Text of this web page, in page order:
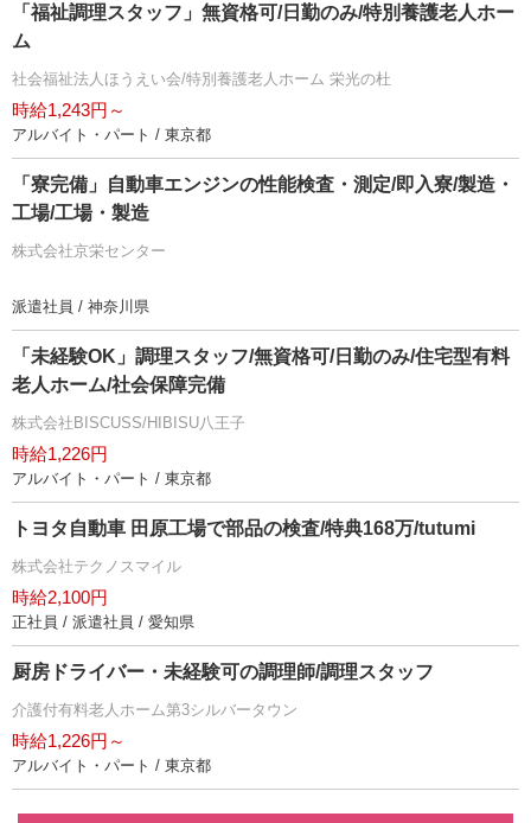
「福祉調理スタッフ」無資格可/日勤のみ/特別養護老人ホー
ム
社会福祉法人ほうえい会/特別養護老人ホーム 栄光の杜
時給1,243円～
アルバイト・パート / 東京都
「寮完備」自動車エンジンの性能検査・測定/即入寮/製造・
工場/工場・製造
株式会社京栄センター
派遣社員 / 神奈川県
「未経験OK」調理スタッフ/無資格可/日勤のみ/住宅型有料
老人ホーム/社会保障完備
株式会社BISCUSS/HIBISU八王子
時給1,226円
アルバイト・パート / 東京都
トヨタ自動車 田原工場で部品の検査/特典168万/tutumi
株式会社テクノスマイル
時給2,100円
正社員 / 派遣社員 / 愛知県
厨房ドライバー・未経験可の調理師/調理スタッフ
介護付有料老人ホーム第3シルバータウン
時給1,226円～
アルバイト・パート / 東京都